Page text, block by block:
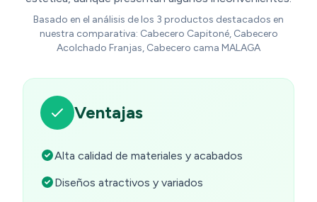
Basado en el análisis de los 3 productos destacados en
nuestra comparativa: Cabecero Capitoné, Cabecero
Acolchado Franjas, Cabecero cama MALAGA
Ventajas
Alta calidad de materiales y acabados
Diseños atractivos y variados